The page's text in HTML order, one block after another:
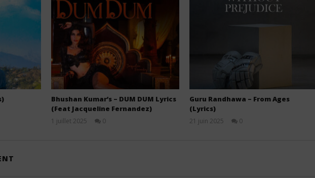
Bhushan Kumar’s – DUM DUM Lyrics
(Feat Jacqueline Fernandez)
1 juillet 2025
0
Guru Randhawa – From Ages
(Lyrics)
21 juin 2025
0